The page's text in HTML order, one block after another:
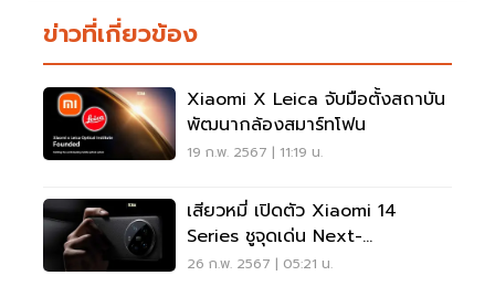
ข่าวที่เกี่ยวข้อง
Xiaomi X Leica จับมือตั้งสถาบัน
พัฒนากล้องสมาร์ทโฟน
19 ก.พ. 2567 | 11:19 น.
เสียวหมี่ เปิดตัว Xiaomi 14
Series ชูจุดเด่น Next-
Generation Leica Optics
26 ก.พ. 2567 | 05:21 น.